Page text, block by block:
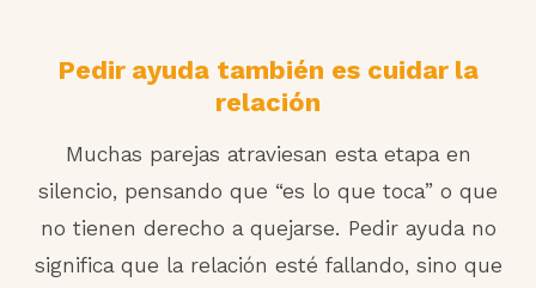
Pedir ayuda también es cuidar la
relación
Muchas parejas atraviesan esta etapa en
silencio, pensando que “es lo que toca” o que
no tienen derecho a quejarse. Pedir ayuda no
significa que la relación esté fallando, sino que